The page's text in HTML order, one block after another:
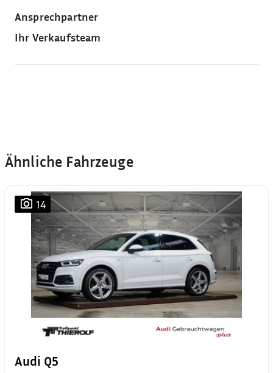
Ansprechpartner
Ihr Verkaufsteam
Ähnliche Fahrzeuge
14
Audi Q5